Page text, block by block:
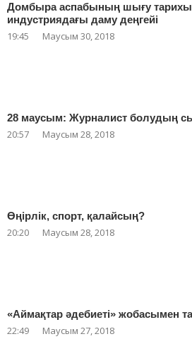
Домбыра аспабының шығу тарихы
индустриядағы даму деңгейі
19:45 Маусым 30, 2018
28 маусым: Журналист болудың
20:57 Маусым 28, 2018
Өңірлік, спорт, қалайсың?
20:20 Маусым 28, 2018
«Аймақтар әдебиеті» жобасымен
22:49 Маусым 27, 2018